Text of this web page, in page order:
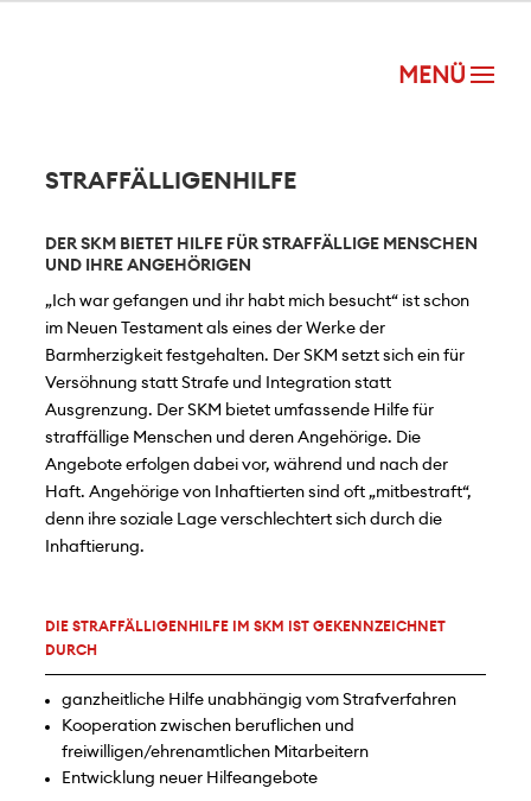
STRAFFÄLLIGENHILFE
DER SKM BIETET HILFE FÜR STRAFFÄLLIGE MENSCHEN
UND IHRE ANGEHÖRIGEN
„Ich war gefangen und ihr habt mich besucht“ ist schon
im Neuen Testament als eines der Werke der
Barmherzigkeit festgehalten. Der SKM setzt sich ein für
Versöhnung statt Strafe und Integration statt
Ausgrenzung. Der SKM bietet umfassende Hilfe für
straffällige Menschen und deren Angehörige. Die
Angebote erfolgen dabei vor, während und nach der
Haft. Angehörige von Inhaftierten sind oft „mitbestraft“,
denn ihre soziale Lage verschlechtert sich durch die
Inhaftierung.
DIE STRAFFÄLLIGENHILFE IM SKM IST GEKENNZEICHNET
DURCH
ganzheitliche Hilfe unabhängig vom Strafverfahren
Kooperation zwischen beruflichen und
freiwilligen/ehrenamtlichen Mitarbeitern
Entwicklung neuer Hilfeangebote